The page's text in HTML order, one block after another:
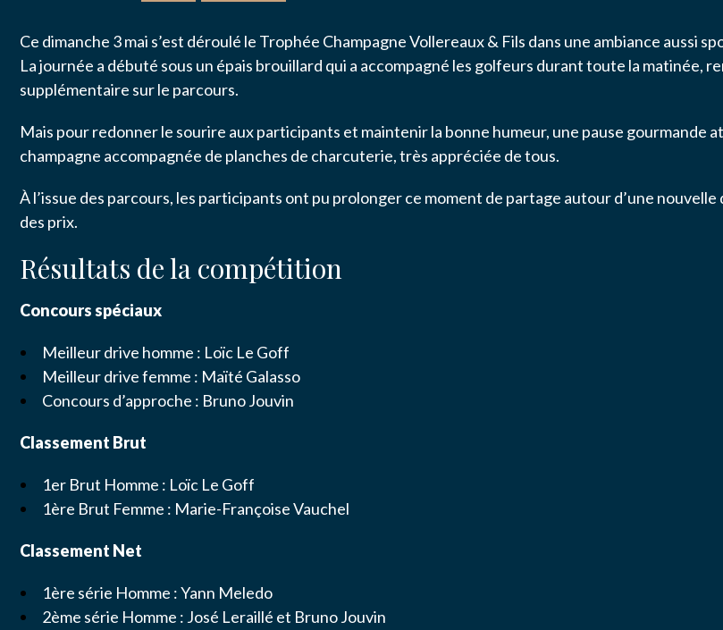
Ce dimanche 3 mai s’est déroulé le Trophée Champagne Vollereaux & Fils dans une ambiance aussi
La journée a débuté sous un épais brouillard qui a accompagné les golfeurs durant toute la matinée,
supplémentaire sur le parcours.
Mais pour redonner le sourire aux participants et maintenir la bonne humeur, une pause gourmande
champagne accompagnée de planches de charcuterie, très appréciée de tous.
À l’issue des parcours, les participants ont pu prolonger ce moment de partage autour d’une
des prix.
Résultats de la compétition
Concours spéciaux
Meilleur drive homme : Loïc Le Goff
Meilleur drive femme : Maïté Galasso
Concours d’approche : Bruno Jouvin
Classement Brut
1er Brut Homme : Loïc Le Goff
1ère Brut Femme : Marie-Françoise Vauchel
Classement Net
1ère série Homme : Yann Meledo
2ème série Homme : José Leraillé et Bruno Jouvin
PRACTICAL
INFORMATION
CONTACT US
Trophée Champagne
et Fils
Nom*